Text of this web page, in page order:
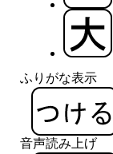
ふりがな表示
音声読み上げ